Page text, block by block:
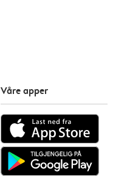
Våre apper